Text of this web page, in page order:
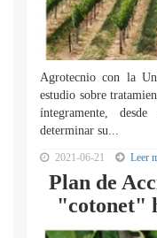
Agrotecnio con la
estudio sobre
íntegramente,
determinar su...
2021-06-21 Leer
Plan de
"cotonet"